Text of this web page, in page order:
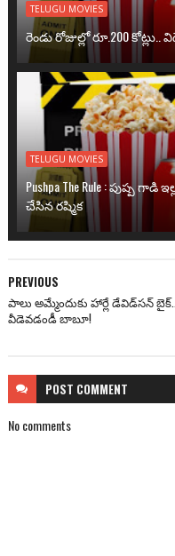
TELUGU MOVIES
రెండు రోజుల్లో రూ.200
TELUGU MOVIES
Pushpa The Rule : పుష్ప
చేసిన రష్మిక
PREVIOUS
పాలు అమ్మేందుకు హార్లే డేవిడ్‌సన్
వీడెవడండీ బాబూ!
POST COMMENT
No comments